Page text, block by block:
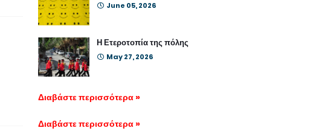
June 05, 2026
Η Ετεροτοπία της πόλης
May 27, 2026
Διαβάστε περισσότερα »
Διαβάστε περισσότερα »